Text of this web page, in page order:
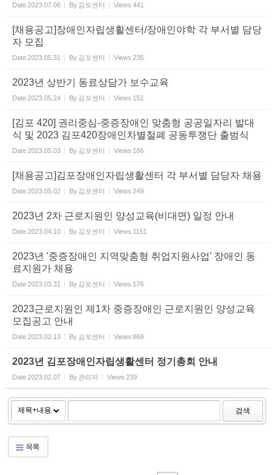
Date2023.07.06 By 김포센터 Views 441
[채용공고]장애인자립생활센터/장애인야학 각 부서별 담당
자 모집
Date2023.05.31 By 김포센터 Views 235
2023년 상반기 동료상담가 보수교육
Date2023.05.24 By 김포센터 Views 151
[김포 420] 권리중심-중증장애인 맞춤형 공공일자리 발대
식 및 2023 김포420장애인차별철폐 공동투쟁단 출범식
Date2023.05.03 By 김포센터 Views 186
[채용공고]김포장애인자립생활센터 각 부서별 담당자 채용
Date2023.05.02 By 김포센터 Views 249
2023년 2차 근로지원인 양성교육(비대면) 일정 안내
Date2023.04.10 By 김포센터 Views 1151
2023년 '중증장애인 지역맞춤형 취업지원사업' 장애인 동
료지원가 채용
Date2023.03.31 By 김포센터 Views 176
2023근로지원인 제1차 중증장애인 근로지원인 양성교육
모집공고 안내
Date2023.02.13 By 김포센터 Views 869
2023년 김포장애인자립생활센터 정기총회 안내
Date2023.02.07 By 관리자 Views 239
검색
목록